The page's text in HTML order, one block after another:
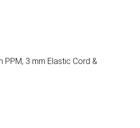
3 mm Elastic Cord &